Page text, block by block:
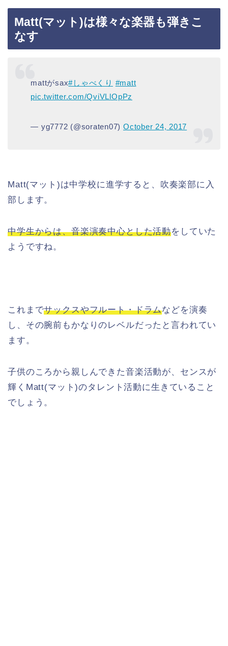
Matt(マット)は様々な楽器も弾きこ
なす
mattがsax#しゃべくり #matt
pic.twitter.com/QviVLlOpPz
— yg7772 (@soraten07) October 24, 2017
Matt(マット)は中学校に進学すると、吹奏楽部に入
部します。
中学生からは、音楽演奏中心とした活動をしていた
ようですね。
これまでサックスやフルート・ドラムなどを演奏
し、その腕前もかなりのレベルだったと言われてい
ます。
子供のころから親しんできた音楽活動が、センスが
輝くMatt(マット)のタレント活動に生きていること
でしょう。